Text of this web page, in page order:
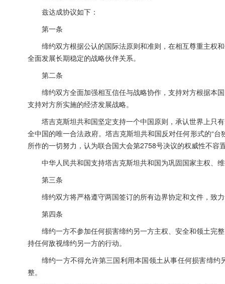
兹达成协议如下：
第一条
缔约双方根据公认的国际法原则和准则，在相互尊重主权
全面发展长期稳定的战略伙伴关系。
第二条
缔约双方全面加强相互信任与战略协作，支持对方根据本
支持对方所实施的经济发展战略。
塔吉克斯坦共和国坚定支持一个中国原则，承认世界上只
全中国的唯一合法政府。塔吉克斯坦共和国反对任何形式的“
所作的一切努力，认为联合国大会第2758号决议的权威性不容
中华人民共和国支持塔吉克斯坦共和国为巩固国家主权、
第三条
缔约双方将严格遵守两国签订的所有边界协定和文件，致
第四条
缔约一方不参加任何损害缔约另一方主权、安全和领土完
持任何敌视缔约另一方的行动。
缔约一方不得允许第三国利用本国领土从事任何损害缔
整。